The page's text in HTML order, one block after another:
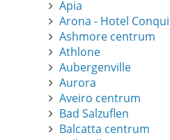
Apia
Arona - Hotel
Ashmore centrum
Athlone
Aubergenville
Aurora
Aveiro centrum
Bad Salzuflen
Balcatta centrum